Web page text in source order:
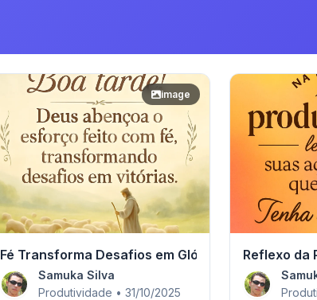
image
Fé Transforma Desafios em Glória
Samuka Silva
Produtividade • 31/10/2025
Reflexo da